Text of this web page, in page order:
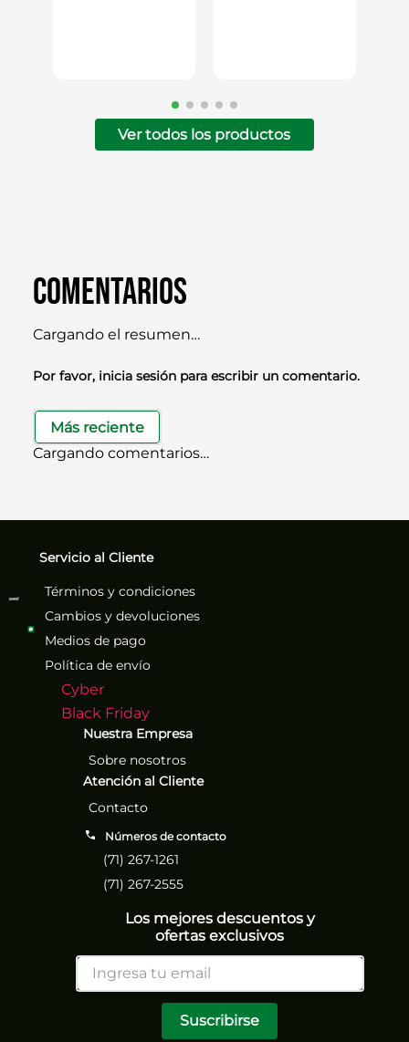
Ver todos los productos
Comentarios
Cargando el resumen…
Por favor, inicia sesión para escribir un comentario.
Más reciente
Cargando comentarios…
Servicio al Cliente
Términos y condiciones
Cambios y devoluciones
Medios de pago
Política de envío
Cyber
Black Friday
Nuestra Empresa
Sobre nosotros
Atención al Cliente
Contacto
Números de contacto
(71) 267-1261
(71) 267-2555
Los mejores descuentos y
ofertas exclusivos
Suscribirse